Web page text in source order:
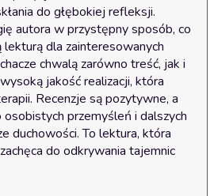
do głębokiej refleksji.
autora w przystępny sposób, co
dla zainteresowanych
chwalą zarówno treść, jak i
jakość realizacji, która
Recenzje są pozytywne, a
przemyśleń i dalszych
duchowości. To lektura, która
do odkrywania tajemnic